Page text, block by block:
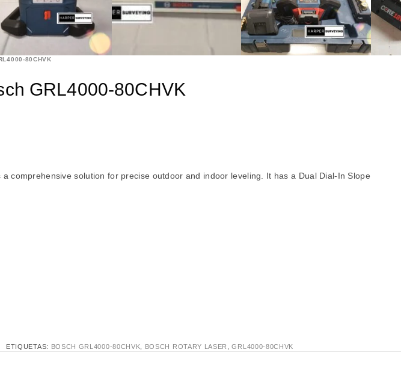
80CHVK
GRL4000-80CHVK
comprehensive solution for precise outdoor and indoor leveling. It has a Dual Dial-In Slope
ETIQUETAS: BOSCH GRL4000-80CHVK BOSCH ROTARY LASER ,GRL4000-80CHVK